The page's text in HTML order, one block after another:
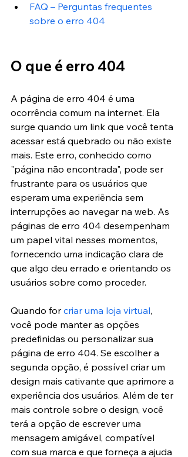
FAQ – Perguntas frequentes
sobre o erro 404
O que é erro 404
A página de erro 404 é uma
ocorrência comum na internet. Ela
surge quando um link que você tenta
acessar está quebrado ou não existe
mais. Este erro, conhecido como
"página não encontrada", pode ser
frustrante para os usuários que
esperam uma experiência sem
interrupções ao navegar na web. As
páginas de erro 404 desempenham
um papel vital nesses momentos,
fornecendo uma indicação clara de
que algo deu errado e orientando os
usuários sobre como proceder.
Quando for criar uma loja virtual,
você pode manter as opções
predefinidas ou personalizar sua
página de erro 404. Se escolher a
segunda opção, é possível criar um
design mais cativante que aprimore a
experiência dos usuários. Além de ter
mais controle sobre o design, você
terá a opção de escrever uma
mensagem amigável, compatível
com sua marca e que forneça a ajuda